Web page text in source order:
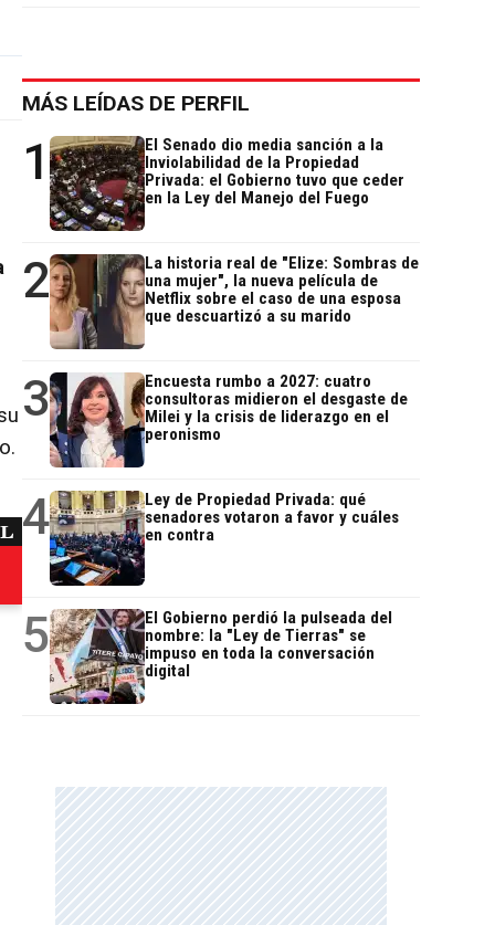
MÁS LEÍDAS DE PERFIL
1
El Senado dio media sanción a la
Inviolabilidad de la Propiedad
Privada: el Gobierno tuvo que ceder
en la Ley del Manejo del Fuego
2
La historia real de "Elize: Sombras de
una mujer", la nueva película de
Netflix sobre el caso de una esposa
que descuartizó a su marido
3
Encuesta rumbo a 2027: cuatro
consultoras midieron el desgaste de
Milei y la crisis de liderazgo en el
peronismo
4
Ley de Propiedad Privada: qué
senadores votaron a favor y cuáles
en contra
5
El Gobierno perdió la pulseada del
nombre: la "Ley de Tierras" se
impuso en toda la conversación
digital